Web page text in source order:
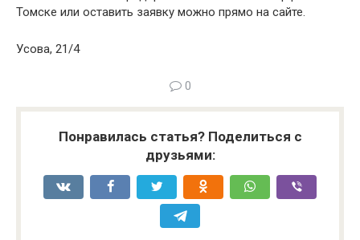
Томске или оставить заявку можно прямо на сайте.
Усова, 21/4
0
Понравилась статья? Поделиться с
друзьями: